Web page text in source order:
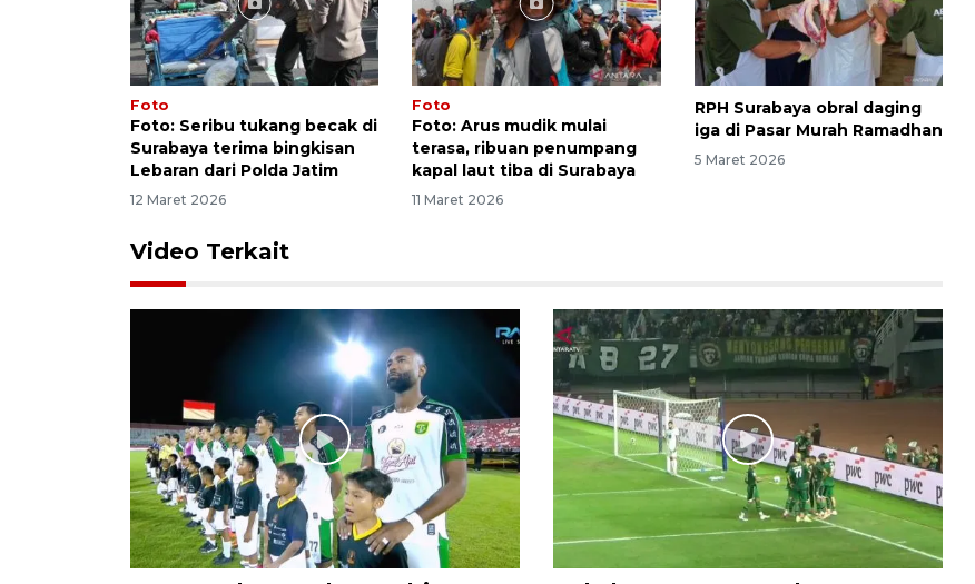
Foto
Foto: Seribu tukang becak di
Surabaya terima bingkisan
Lebaran dari Polda Jatim
12 Maret 2026
Foto
Foto: Arus mudik mulai
terasa, ribuan penumpang
kapal laut tiba di Surabaya
11 Maret 2026
RPH Surabaya obral daging
iga di Pasar Murah Ramadhan
5 Maret 2026
Video Terkait